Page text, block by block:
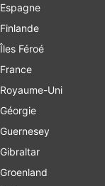
Espagne
Finlande
Îles Féroé
France
Royaume-Uni
Géorgie
Guernesey
Gibraltar
Groenland